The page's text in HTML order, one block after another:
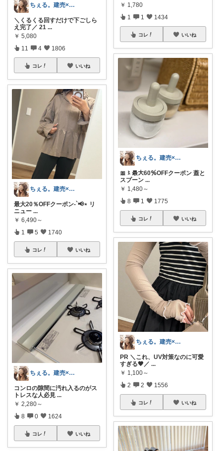
ちぇる。建売×暖色お家づくり
＼くるくる回すだけで下ごしら
え完了／ 21 ...
￥ 5,080
11 4 1806
コレ いいね
ちぇる。建売×暖色お家づくり
最大20％OFFクーポン-`📢⋆ リ
ニュー ...
￥ 6,490～
1 5 1740
コレ いいね
ちぇる。建売×暖色お家づくり
コンロの隙間に汚れ入るのがス
トレスな人必見 ...
￥ 2,280～
8 0 1624
コレ いいね
￥ 1,780
1 1 1434
コレ いいね
ちぇる。建売×暖色お家づくり
🎀〻最大60％OFFクーポン 蓋と
スプーン ...
￥ 1,480～
8 1 1775
コレ いいね
ちぇる。建売×暖色お家づくり
PR ＼これ、UV対策なのに可愛
すぎる🤎／ ...
￥ 1,100～
2 2 1556
コレ いいね